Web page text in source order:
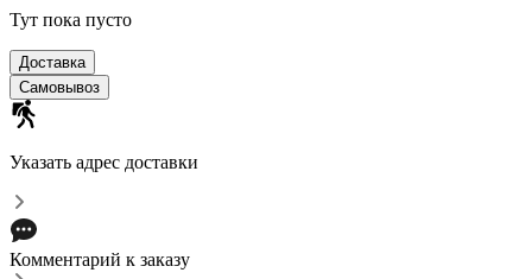
Тут пока пусто
Доставка
Самовывоз
Указать адрес доставки
Комментарий к заказу